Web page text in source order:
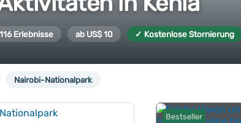
116 Erlebnisse ab US$ 10 ✓ Kostenlose Stornierung
Nairobi-Nationalpark
Bestseller